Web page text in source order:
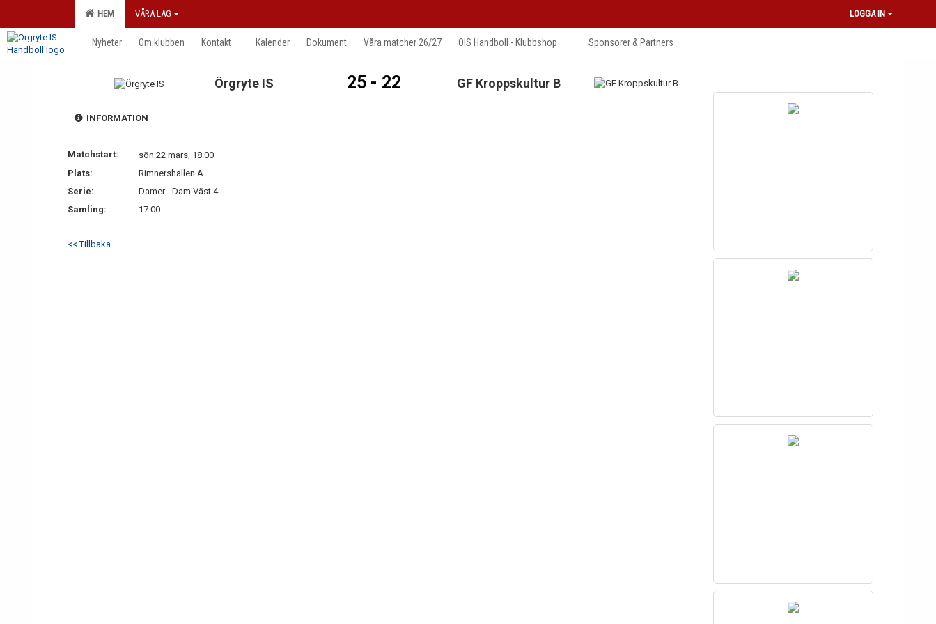
HEM VÅRA LAG LOGGA IN
Nyheter Om klubben Kontakt Kalender Dokument Våra matcher 26/27 ÖIS Handboll - Klubbshop Sponsorer & Partners
Örgryte IS 25 - 22 GF Kroppskultur B
INFORMATION
Matchstart:
sön 22 mars, 18:00
Plats:
Rimnershallen A
Serie:
Damer - Dam Väst 4
Samling:
17:00
<< Tillbaka